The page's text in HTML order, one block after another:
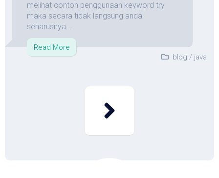
melihat contoh penggunaan keyword try
maka secara tidak langsung anda
seharusnya...
Read More
blog / java